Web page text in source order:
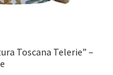
Toscana Telerie” –